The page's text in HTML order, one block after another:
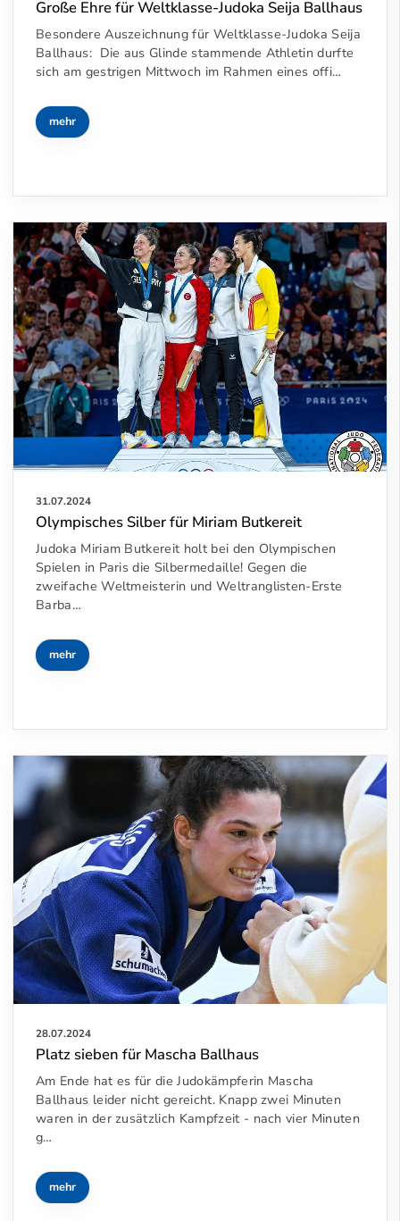
Große Ehre für Weltklasse-Judoka Seija Ballhaus
Besondere Auszeichnung für Weltklasse-Judoka Seija
Ballhaus: Die aus Glinde stammende Athletin durfte
sich am gestrigen Mittwoch im Rahmen eines offi…
mehr
31.07.2024
Olympisches Silber für Miriam Butkereit
Judoka Miriam Butkereit holt bei den Olympischen
Spielen in Paris die Silbermedaille! Gegen die
zweifache Weltmeisterin und Weltranglisten-Erste
Barba…
mehr
28.07.2024
Platz sieben für Mascha Ballhaus
Am Ende hat es für die Judokämpferin Mascha
Ballhaus leider nicht gereicht. Knapp zwei Minuten
waren in der zusätzlich Kampfzeit - nach vier Minuten
g…
mehr